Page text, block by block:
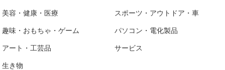
美容・健康・医療 スポーツ・アウトドア・車
趣味・おもちゃ・ゲーム パソコン・電化製品
アート・工芸品 サービス
生き物